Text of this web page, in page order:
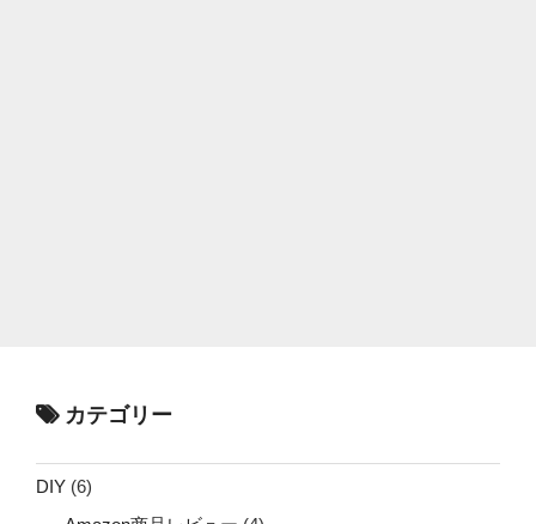
カテゴリー
DIY (6)